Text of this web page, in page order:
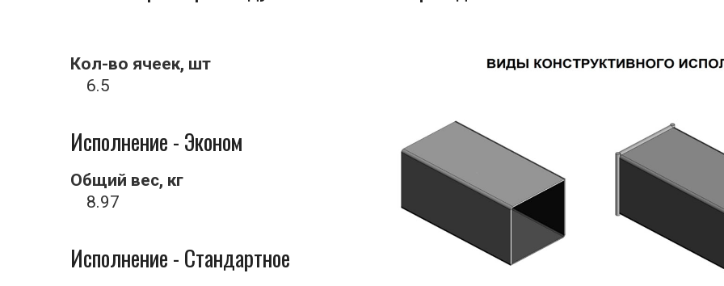
Кол-во ячеек, шт
6.5
Исполнение - Эконом
Общий вес, кг
8.97
Исполнение - Стандартное